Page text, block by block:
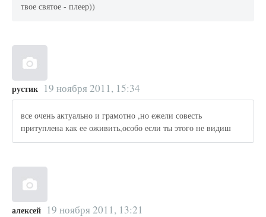
твое святое - плеер))
рустик 19 ноября 2011, 15:34
все очень актуально и грамотно ,но ежели совесть
притуплена как ее оживить,особо если ты этого не видиш
алексей 19 ноября 2011, 13:21